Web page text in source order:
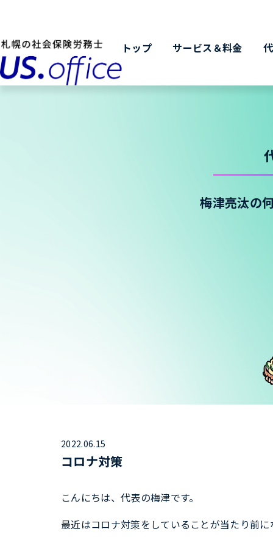
トップ サービス＆料金
梅津亮汰の
2022.06.15
コロナ対策
こんにちは、代表の梅津です。
最近はコロナ対策をしていることが当たり前